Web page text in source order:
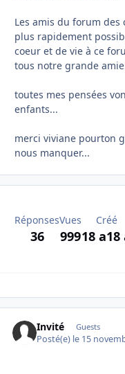
Les amis du forum
plus rapidement
coeur et de vie à ce
tous notre grande
toutes mes pensées
enfants...
merci viviane pourton
nous manquer...
Réponses
36
Vues
999
Créé
18 a18
Invité Guests
Posté(e) le 15